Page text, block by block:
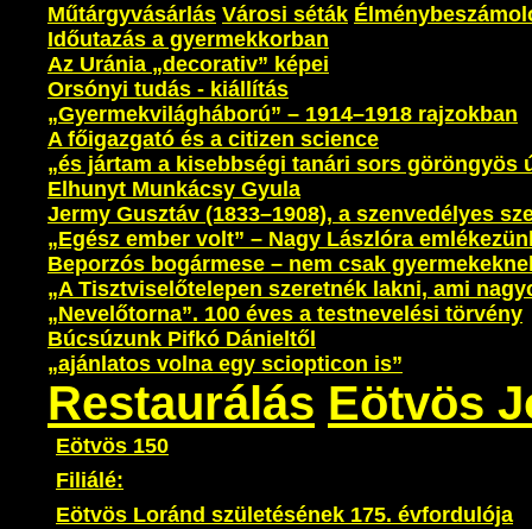
Műtárgyvásárlás Városi séták
Időutazás a gyermekkorban
Az Uránia „decorativ” képei
Orsónyi tudás - kiállítás
„Gyermekvilágháború” – 1914–1918 rajzokban
A főigazgató és a citizen science
„és jártam a kisebbségi tanári sors göröngyös
Elhunyt Munkácsy Gyula
Jermy Gusztáv (1833–1908), a szenvedélyes
„Egész ember volt” – Nagy Lászlóra
Beporzós bogármese – nem csak
„A Tisztviselőtelepen szeretnék lakni, ami
„Nevelőtorna”. 100 éves a testnevelési törvény
Búcsúzunk Pifkó Dánieltől
„ajánlatos volna egy sciopticon is”
Restaurálás Eötvös
Eötvös 150
Filiálé:
Eötvös Loránd születésének 175. évfordulója